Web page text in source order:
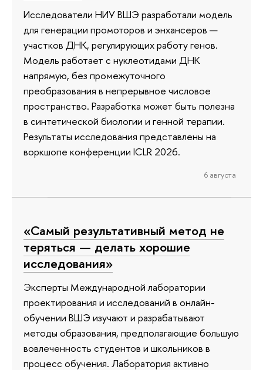
Исследователи НИУ ВШЭ разработали модель
для генерации промоторов и энхансеров —
участков ДНК, регулирующих работу генов.
Модель работает с нуклеотидами ДНК
напрямую, без промежуточного
преобразования в непрерывное числовое
пространство. Разработка может быть полезна
в синтетической биологии и генной терапии.
Результаты исследования представлены на
воркшопе конференции ICLR 2026.
6 августа
«Самый результативный метод не
теряться — делать хорошие
исследования»
Эксперты Международной лаборатории
проектирования и исследований в онлайн-
обучении ВШЭ изучают и разрабатывают
методы образования, предполагающие большую
вовлеченность студентов и школьников в
процесс обучения. Лаборатория активно